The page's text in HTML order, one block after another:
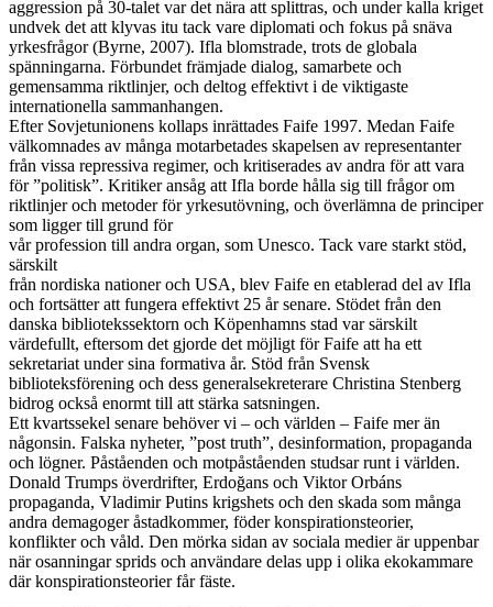
aggression på 30-talet var det nära att splittras, och under kalla kriget
undvek det att klyvas itu tack vare diplomati och fokus på snäva
yrkesfrågor (Byrne, 2007). Ifla blomstrade, trots de globala
spänningarna. Förbundet främjade dialog, samarbete och
gemensamma riktlinjer, och deltog effektivt i de viktigaste
internationella sammanhangen.
Efter Sovjetunionens kollaps inrättades Faife 1997. Medan Faife
välkomnades av många motarbetades skapelsen av representanter
från vissa repressiva regimer, och kritiserades av andra för att vara
för ”politisk”. Kritiker ansåg att Ifla borde hålla sig till frågor om
riktlinjer och metoder för yrkesutövning, och överlämna de principer
som ligger till grund för
vår profession till andra organ, som Unesco. Tack vare starkt stöd,
särskilt
från nordiska nationer och USA, blev Faife en etablerad del av Ifla
och fortsätter att fungera effektivt 25 år senare. Stödet från den
danska bibliotekssektorn och Köpenhamns stad var särskilt
värdefullt, eftersom det gjorde det möjligt för Faife att ha ett
sekretariat under sina formativa år. Stöd från Svensk
biblioteksförening och dess generalsekreterare Christina Stenberg
bidrog också enormt till att stärka satsningen.
Ett kvartssekel senare behöver vi – och världen – Faife mer än
någonsin. Falska nyheter, ”post truth”, desinformation, propaganda
och lögner. Påståenden och motpåståenden studsar runt i världen.
Donald Trumps överdrifter, Erdoğans och Viktor Orbáns
propaganda, Vladimir Putins krigshets och den skada som många
andra demagoger åstadkommer, föder konspirationsteorier,
konflikter och våld. Den mörka sidan av sociala medier är uppenbar
när osanningar sprids och användare delas upp i olika ekokammare
där konspirationsteorier får fäste.